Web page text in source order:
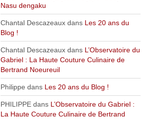
Nasu dengaku
Chantal Descazeauxdans Les 20 ans du
Blog !
Chantal Descazeauxdans L’Observatoire du
Gabriel : La Haute Couture Culinaire de
Bertrand Noeureuil
Philippe dans Les 20 ans du Blog !
PHILIPPEdans L’Observatoire du Gabriel :
La Haute Couture Culinaire de Bertrand